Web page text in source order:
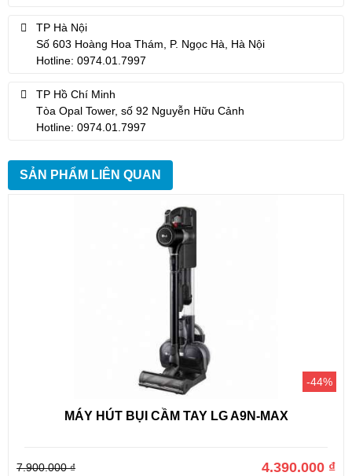
TP Hà Nội
Số 603 Hoàng Hoa Thám, P. Ngọc Hà, Hà Nội
Hotline: 0974.01.7997
TP Hồ Chí Minh
Tòa Opal Tower, số 92 Nguyễn Hữu Cảnh
Hotline: 0974.01.7997
SẢN PHẨM LIÊN QUAN
-44%
MÁY HÚT BỤI CẦM TAY LG A9N-MAX
7.900.000 ₫ 4.390.000 ₫